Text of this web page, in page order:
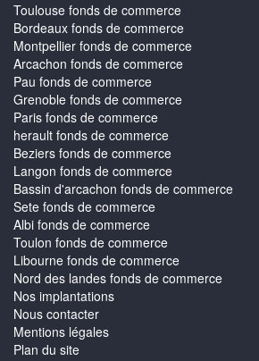
Toulouse fonds de commerce
Bordeaux fonds de commerce
Montpellier fonds de commerce
Arcachon fonds de commerce
Pau fonds de commerce
Grenoble fonds de commerce
Paris fonds de commerce
herault fonds de commerce
Beziers fonds de commerce
Langon fonds de commerce
Bassin d'arcachon fonds de commerce
Sete fonds de commerce
Albi fonds de commerce
Toulon fonds de commerce
Libourne fonds de commerce
Nord des landes fonds de commerce
Nos implantations
Nous contacter
Mentions légales
Plan du site